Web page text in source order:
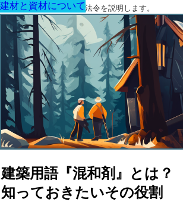
建築に関する用語と関連法令を説明します。
建築用語『混和剤』とは？
知っておきたいその役割
建材と資材について
建材と資材について
建材と資材について
建材と資材について
建材と資材について
建材と資材について
建材と資材について